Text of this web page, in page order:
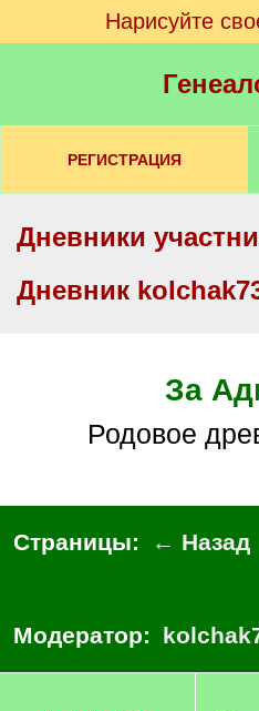
Нарисуйте
РЕГИСТРАЦИЯ
Дневники
Дневник
За
родовое
Страницы: ← Назад
Модератор: